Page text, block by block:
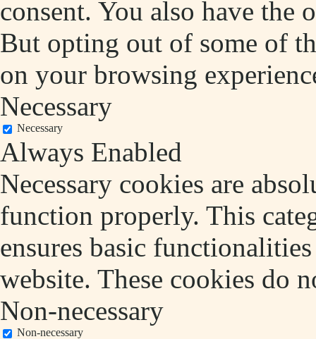
consent. You also have the
But opting out of some of
on your browsing
Necessary
Necessary
Always Enabled
Necessary cookies are
function properly. This
ensures basic
website. These cookies do
Non-necessary
Non-necessary